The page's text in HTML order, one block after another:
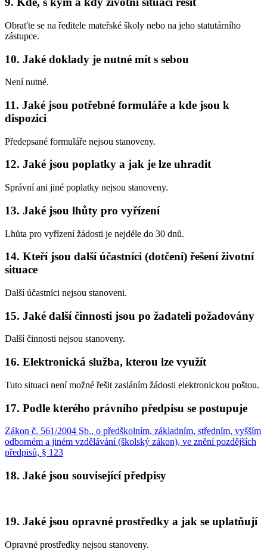
Obraťte se na ředitele mateřské školy nebo na jeho statutárního
zástupce.
10. Jaké doklady je nutné mít s sebou
Není nutné.
11. Jaké jsou potřebné formuláře a kde jsou k
dispozici
Předepsané formuláře nejsou stanoveny.
12. Jaké jsou poplatky a jak je lze uhradit
Správní ani jiné poplatky nejsou stanoveny.
13. Jaké jsou lhůty pro vyřízení
Lhůta pro vyřízení žádosti je nejdéle do 30 dnů.
14. Kteří jsou další účastníci (dotčení) řešení životní
situace
Další účastníci nejsou stanoveni.
15. Jaké další činnosti jsou po žadateli požadovány
Další činnosti nejsou stanoveny.
16. Elektronická služba, kterou lze využít
Tuto situaci není možné řešit zasláním žádosti elektronickou poštou.
17. Podle kterého právního předpisu se postupuje
Zákon č. 561/2004 Sb., o předškolním, základním, středním, vyšším
odborném a jiném vzdělávání (školský zákon), ve znění pozdějších
předpisů, § 123
18. Jaké jsou související předpisy
19. Jaké jsou opravné prostředky a jak se uplatňují
Opravné prostředky nejsou stanoveny.